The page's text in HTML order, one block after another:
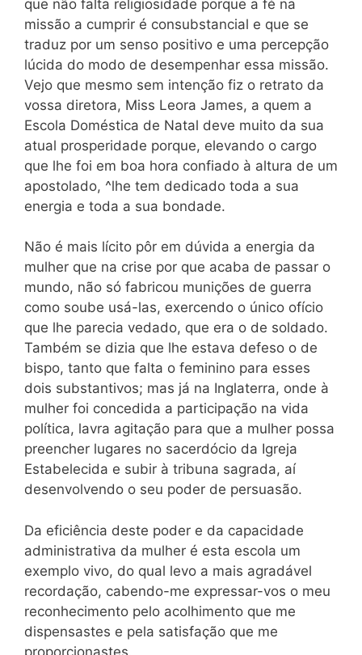
que não falta religiosidade porque a fé na
missão a cumprir é consubstancial e que se
traduz por um senso positivo e uma percepção
lúcida do modo de desempenhar essa missão.
Vejo que mesmo sem intenção fiz o retrato da
vossa diretora, Miss Leora James, a quem a
Escola Doméstica de Natal deve muito da sua
atual prosperidade porque, elevando o cargo
que lhe foi em boa hora confiado à altura de um
apostolado, ^lhe tem dedicado toda a sua
energia e toda a sua bondade.
Não é mais lícito pôr em dúvida a energia da
mulher que na crise por que acaba de passar o
mundo, não só fabricou munições de guerra
como soube usá-las, exercendo o único ofício
que lhe parecia vedado, que era o de soldado.
Também se dizia que lhe estava defeso o de
bispo, tanto que falta o feminino para esses
dois substantivos; mas já na Inglaterra, onde à
mulher foi concedida a participação na vida
política, lavra agitação para que a mulher possa
preencher lugares no sacerdócio da Igreja
Estabelecida e subir à tribuna sagrada, aí
desenvolvendo o seu poder de persuasão.
Da eficiência deste poder e da capacidade
administrativa da mulher é esta escola um
exemplo vivo, do qual levo a mais agradável
recordação, cabendo-me expressar-vos o meu
reconhecimento pelo acolhimento que me
dispensastes e pela satisfação que me
proporcionastes.